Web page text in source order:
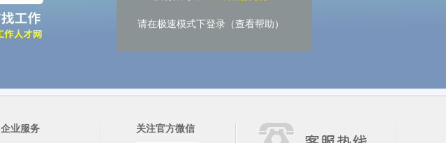
请在极速模式下登录（查看帮助）
企业服务 关注官方微信